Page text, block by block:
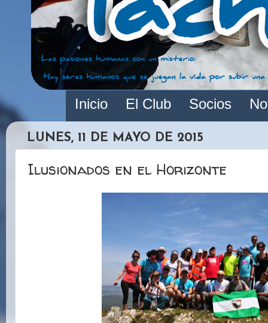
Inicio El Club Socios
LUNES, 11 DE MAYO DE 2015
Ilusionados en el Horizonte